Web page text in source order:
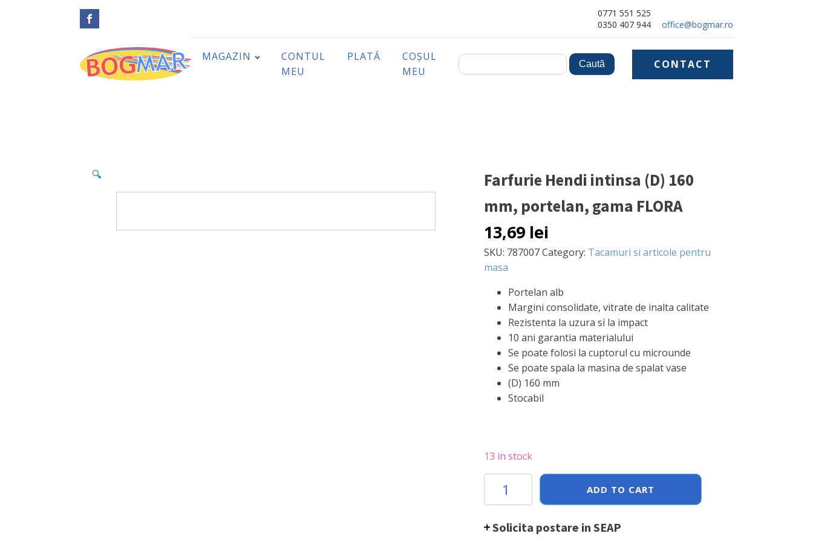
0771 551 525
0350 407 944
office@bogmar.ro
MAGAZIN
CONTUL
MEU
PLATĂ
COȘUL
MEU
CONTACT
🔍
Farfurie Hendi intinsa (D) 160
mm, portelan, gama FLORA
13,69 lei
SKU: 787007Category: Tacamuri si articole pentru
masa
Portelan alb
Margini consolidate, vitrate de inalta calitate
Rezistenta la uzura si la impact
10 ani garantia materialului
Se poate folosi la cuptorul cu microunde
Se poate spala la masina de spalat vase
(D) 160 mm
Stocabil
13 in stock
Farfurie
intinsa
160
ADD TO CART
Solicita postare in SEAP